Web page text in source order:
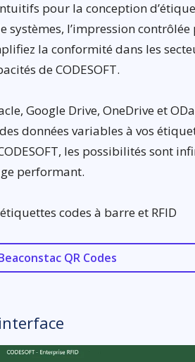
pour la conception
systèmes, l’impression
la conformité dans les
de CODESOFT.
Google Drive, OneDrive et
données variables à vos
les possibilités sont
performant.
codes à barre et RFID
QR Codes